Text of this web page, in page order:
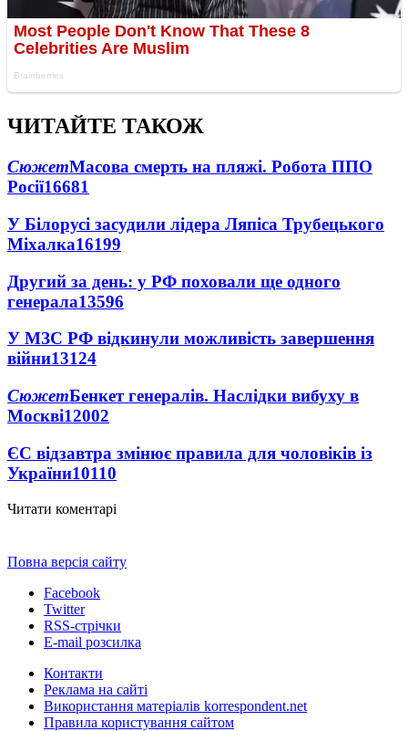
ЧИТАЙТЕ ТАКОЖ
СюжетМасова смерть на пляжі. Робота ППО
Росії16681
У Білорусі засудили лідера Ляпіса Трубецького
Міхалка16199
Другий за день: у РФ поховали ще одного
генерала13596
У МЗС РФ відкинули можливість завершення
війни13124
СюжетБенкет генералів. Наслідки вибуху в
Москві12002
ЄС відзавтра змінює правила для чоловіків із
України10110
Читати коментарі
Повна версія сайту
Facebook
Twitter
RSS-стрічки
E-mail розсилка
Контакти
Реклама на сайті
Використання матеріалів korrespondent.net
Правила користування сайтом